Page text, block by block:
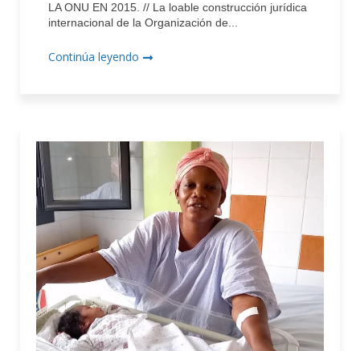
LA ONU EN 2015. // La loable construcción jurídica
internacional de la Organización de...
Continúa leyendo